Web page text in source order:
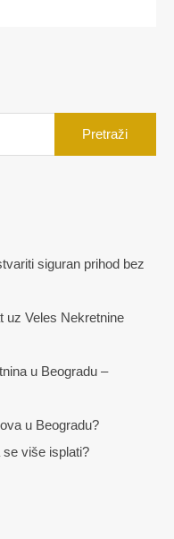
siguran prihod bez
uz Veles Nekretnine
u Beogradu –
u Beogradu?
više isplati?